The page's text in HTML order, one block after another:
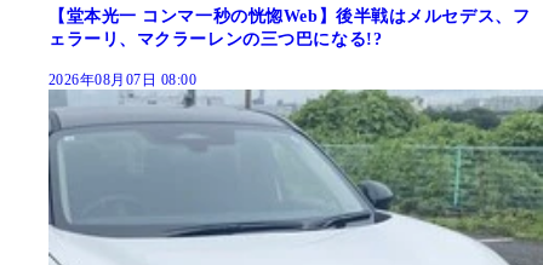
【堂本光一 コンマ一秒の恍惚Web】後半戦はメルセデス、フ
ェラーリ、マクラーレンの三つ巴になる!?
2026年08月07日 08:00